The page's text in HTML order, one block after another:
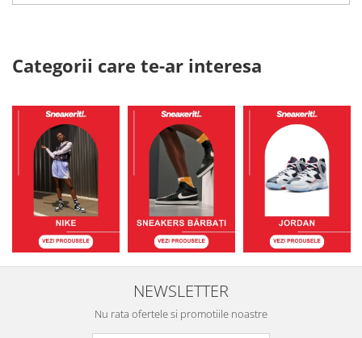
Categorii care te-ar interesa
NEWSLETTER
Nu rata ofertele si promotiile noastre